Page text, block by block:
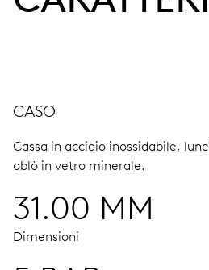
CASO
Cassa in acciaio inossidabile,
oblò in vetro minerale.
31.00 MM
Dimensioni